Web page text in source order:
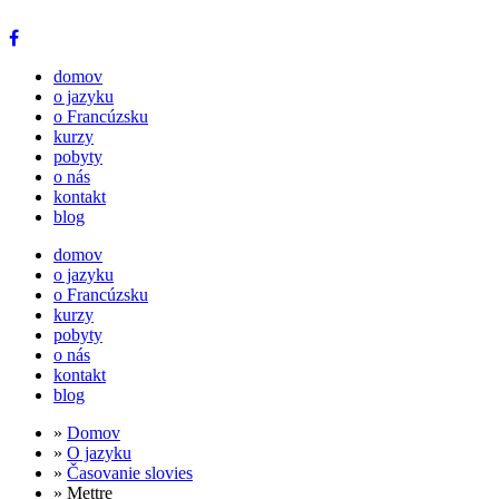
domov
o jazyku
o Francúzsku
kurzy
pobyty
o nás
kontakt
blog
domov
o jazyku
o Francúzsku
kurzy
pobyty
o nás
kontakt
blog
» Domov
» O jazyku
» Časovanie slovies
» Mettre